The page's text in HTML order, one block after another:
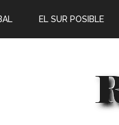
EL SUR POSIBLE